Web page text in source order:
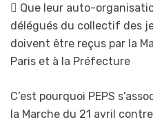
 Que leur auto-
délégués du collectif des
doivent être reçus par la
Paris et à la Préfecture
C’est pourquoi PEPS
la Marche du 21 avril